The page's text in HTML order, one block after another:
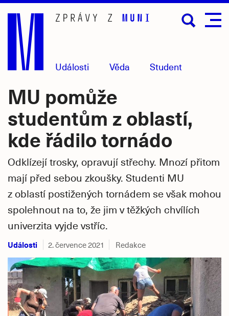
Přejít
hlavní
obsah
Události Věda Student
MU pomůže
studentům z oblastí,
kde řádilo tornádo
Odklízejí trosky, opravují střechy. Mnozí přitom
mají před sebou zkoušky. Studenti MU
z oblastí postižených tornádem se však mohou
spolehnout na to, že jim v těžkých chvílích
univerzita vyjde vstříc.
Události 2. července 2021 Redakce